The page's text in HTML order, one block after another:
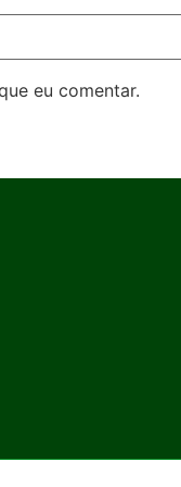
eu comentar.